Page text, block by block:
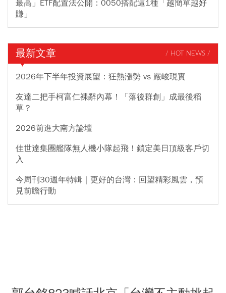
最高」ETF配置法公開：0050搭配這1種「越簡單越好
賺」
最新文章 / HOT NEWS /
2026年下半年投資展望：狂熱漲勢 vs 嚴峻現實
友達二把手柯富仁裸辭內幕！「落後群創」成最後稻
草？
2026前進大南方論壇
佳世達集團艦隊無人機小隊起飛！鎖定美日頂級客戶切
入
今周刊30週年特輯｜更好的台灣：回望精彩風雲，預
見前瞻行動